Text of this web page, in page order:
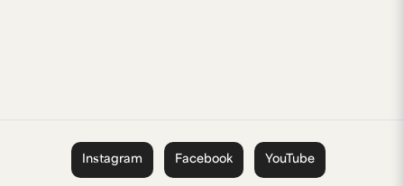
Instagram Facebook YouTube